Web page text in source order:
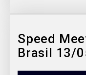
Speed
Brasil 13/